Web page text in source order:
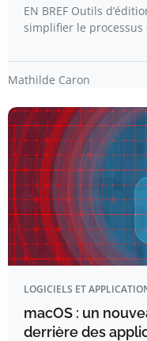
EN BREF Outils
simplifier le
Mathilde Caron
LOGICIELS ET
macOS : un
derrière des